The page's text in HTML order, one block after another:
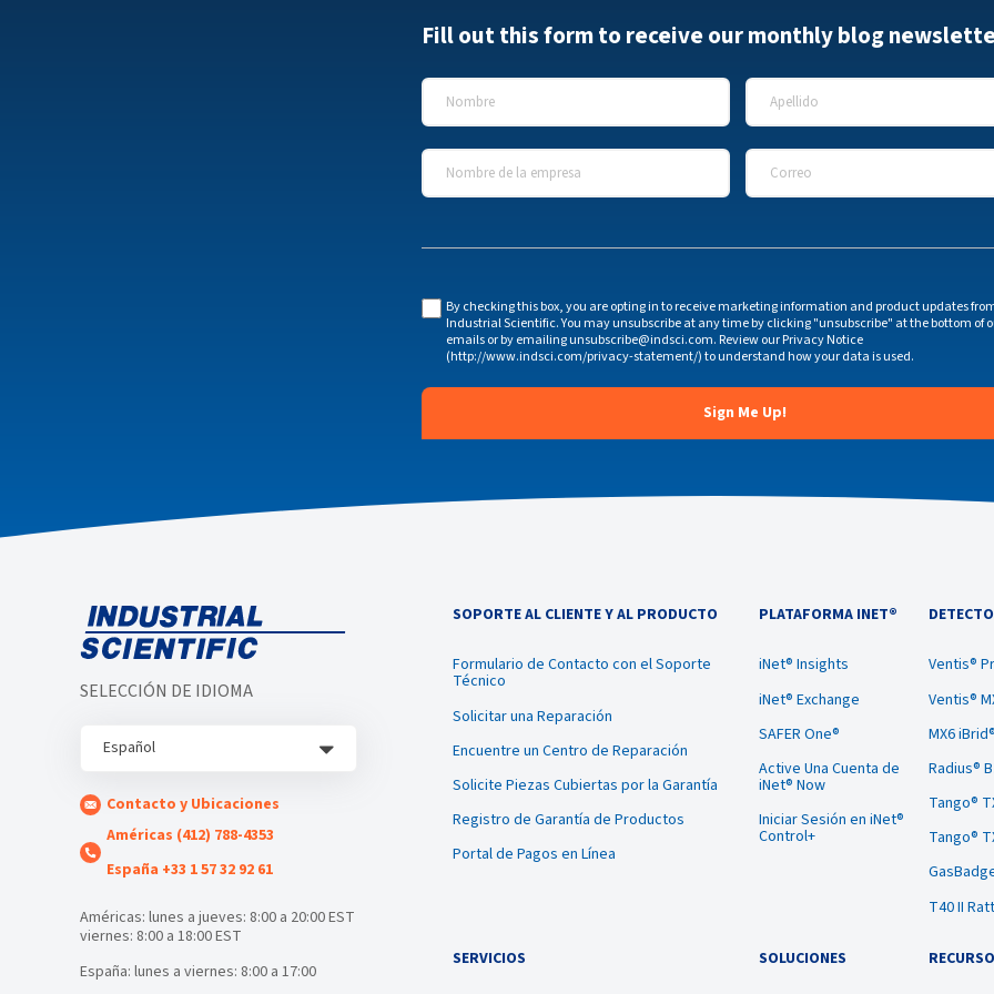
Fill out this form to receive our monthly blog
Nombre Apellido
Nombre de la empresa Correo
By checking this box, you are opting in to receive marketing information and product updates
Industrial Scientific. You may unsubscribe at any time by clicking "unsubscribe" at the bottom of
emails or by emailing unsubscribe@indsci.com. Review our Privacy Notice
(http://www.indsci.com/privacy-statement/) to understand how your data is used.
SELECCIÓN DE IDIOMA
Español
Contacto y Ubicaciones
Américas (412) 788-4353
España +33 1 57 32 92 61
Américas: lunes a jueves: 8:00 a 20:00 EST
viernes: 8:00 a 18:00 EST
España: lunes a viernes: 8:00 a 17:00
SOPORTE AL CLIENTE Y AL PRODUCTO
Formulario de Contacto con el Soporte
Técnico
Solicitar una Reparación
Encuentre un Centro de Reparación
Solicite Piezas Cubiertas por la Garantía
Registro de Garantía de Productos
Portal de Pagos en Línea
PLATAFORMA INET®
iNet® Insights
iNet® Exchange
SAFER One®
Active Una Cuenta de
iNet® Now
Iniciar Sesión en iNet®
Control+
Ventis®
Ventis®
MX6 iBrid®
Radius®
Tango®
Tango®
T40 II
SERVICIOS SOLUCIONES